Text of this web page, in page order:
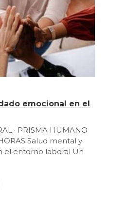
emocional en el
· PRISMA HUMANO
Salud mental y
el entorno laboral Un